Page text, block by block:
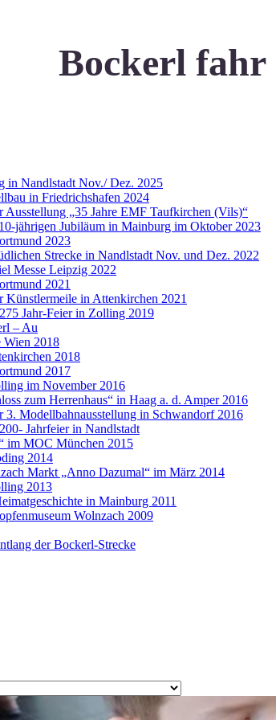
Bockerl fahr
in Nandlstadt Nov./ Dez. 2025
in Friedrichshafen 2024
Ausstellung „35 Jahre EMF Taufkirchen (Vils)“
jährigen Jubiläum in Mainburg im Oktober 2023
2023
Strecke in Nandlstadt Nov. und Dez. 2022
Messe Leipzig 2022
2021
Künstlermeile in Attenkirchen 2021
Jahr-Feier in Zolling 2019
– Au
Wien 2018
2018
2017
im November 2016
zum Herrenhaus“ in Haag a. d. Amper 2016
3. Modellbahnausstellung in Schwandorf 2016
Jahrfeier in Nandlstadt
im MOC München 2015
2014
Markt „Anno Dazumal“ im März 2014
2013
in Mainburg 2011
Wolnzach 2009
der Bockerl-Strecke